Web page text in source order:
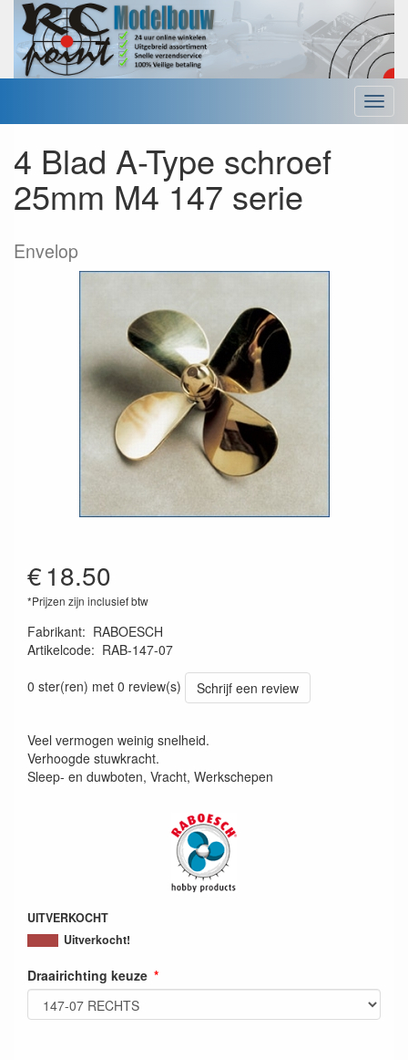
Menu
4 Blad A-Type schroef
25mm M4 147 serie
Envelop
€18.50
*Prijzen zijn inclusief btw
Fabrikant: RABOESCH
Artikelcode: RAB-147-07
0 ster(ren) met 0 review(s)
Schrijf een review
Veel vermogen weinig snelheid.
Verhoogde stuwkracht.
Sleep- en duwboten, Vracht, Werkschepen
UITVERKOCHT
Uitverkocht!
Draairichting keuze